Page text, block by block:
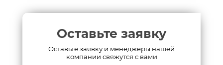
Оставьте заявку
Оставьте заявку и менеджеры нашей
компании свяжутся с вами